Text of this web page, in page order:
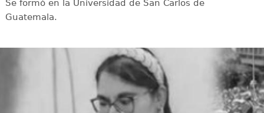
Se formó en la Universidad de San Carlos de
Guatemala.